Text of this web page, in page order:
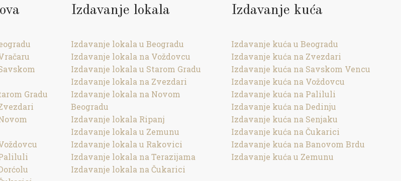
Gradu
Izdavanje lokala
Izdavanje lokala u Beogradu
Izdavanje lokala na Voždovcu
Izdavanje lokala u Starom Gradu
Izdavanje lokala na Zvezdari
Izdavanje lokala na Novom
Beogradu
Izdavanje lokala Ripanj
Izdavanje lokala u Zemunu
Izdavanje lokala u Rakovici
Izdavanje lokala na Terazijama
Izdavanje lokala na Čukarici
Izdavanje kuća
Izdavanje kuća u Beogradu
Izdavanje kuća na Zvezdari
Izdavanje kuća na Savskom Vencu
Izdavanje kuća na Voždovcu
Izdavanje kuća na Paliluli
Izdavanje kuća na Dedinju
Izdavanje kuća na Senjaku
Izdavanje kuća na Čukarici
Izdavanje kuća na Banovom Brdu
Izdavanje kuća u Zemunu